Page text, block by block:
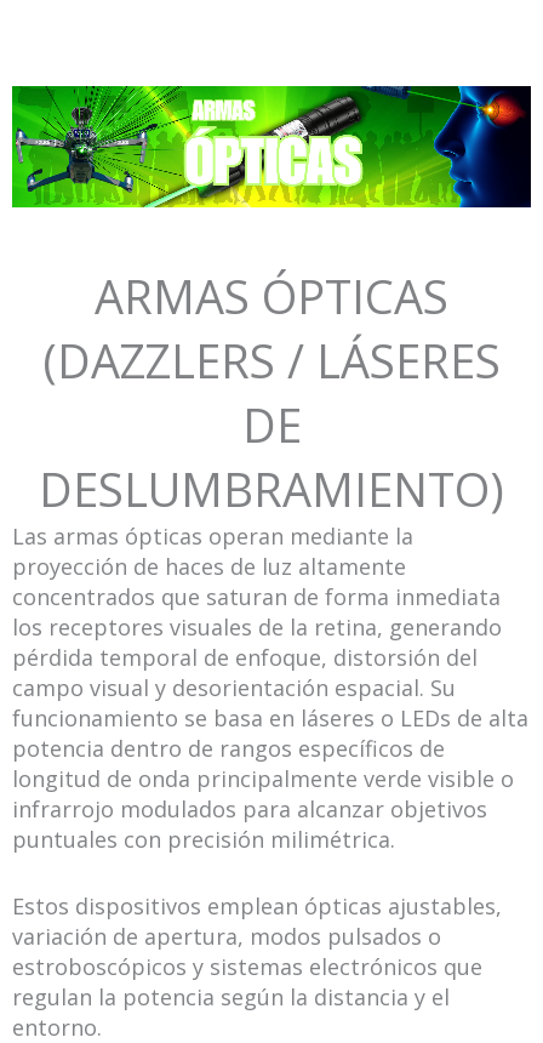
al
ARMAS ÓPTICAS
(DAZZLERS / LÁSERES
DE
DESLUMBRAMIENTO)
Las armas ópticas operan mediante la
proyección de haces de luz altamente
concentrados que saturan de forma inmediata
los receptores visuales de la retina, generando
pérdida temporal de enfoque, distorsión del
campo visual y desorientación espacial. Su
funcionamiento se basa en láseres o LEDs de alta
potencia dentro de rangos específicos de
longitud de onda principalmente verde visible o
infrarrojo modulados para alcanzar objetivos
puntuales con precisión milimétrica.
Estos dispositivos emplean ópticas ajustables,
variación de apertura, modos pulsados o
estroboscópicos y sistemas electrónicos que
regulan la potencia según la distancia y el
entorno.